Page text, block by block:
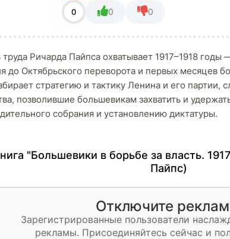
0 0 0
труда Ричарда Пайпса охватывает 1917–1918
до Октябрьского переворота и первых месяцев
стратегию и тактику Ленина и его партии,
позволившие большевикам захватить и
собрания и установлению диктатуры.
"Большевики в борьбе за власть.
Пайпс)
Отключите
Зарегистрированные пользователи
рекламы. Присоединяйтесь сейчас и